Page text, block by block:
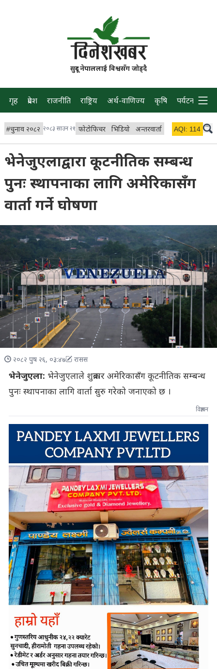
सुदूर नेपाललाई विश्वसँग जोड्दै
गृह प्रदेश राजनीति राष्ट्रिय अर्थ-वाणिज्य कृषि पर्यटन प्रवास
#चुनाव २०८२ २०८३ साउन २१ फोटोफिचर भिडियो अन्तरवार्ता विचार/ब्लग
AQI: 114
भेनेजुएलाद्वारा कूटनीतिक सम्बन्ध
पुनः स्थापनाका लागि अमेरिकासँग
वार्ता गर्ने घोषणा
२०८२ पुष २६, ०३:४७ रासस
भेनेजुएला: भेनेजुएलाले शुक्रबार अमेरिकासँग कूटनीतिक सम्बन्ध
पुनः स्थापनाका लागि वार्ता सुरु गरेको जनाएको छ ।
विज्ञापन